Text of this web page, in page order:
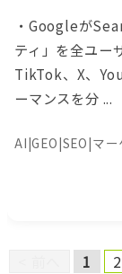
・Googleが
ティ」を全ユー
TikTok、X、
ーマンスを分 ...
AI|GEO|SEO|マ
1 2